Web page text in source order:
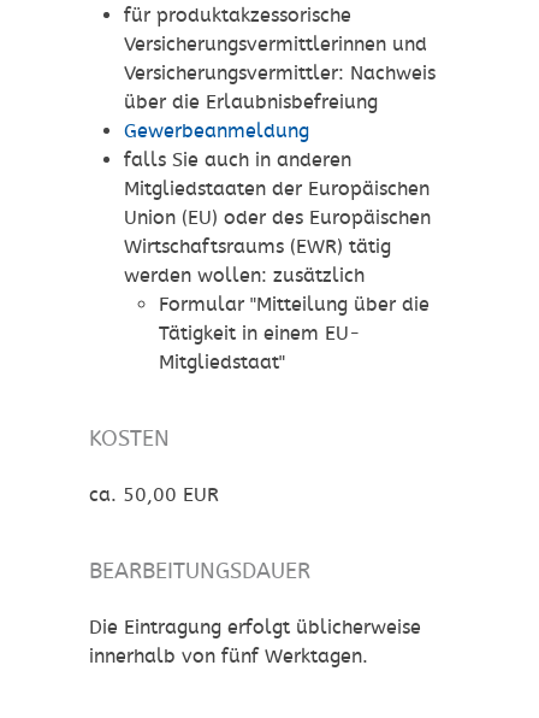
für produktakzessorische
Versicherungsvermittlerinnen und
Versicherungsvermittler: Nachweis
über die Erlaubnisbefreiung
Gewerbeanmeldung
falls Sie auch in anderen
Mitgliedstaaten der Europäischen
Union (EU) oder des Europäischen
Wirtschaftsraums (EWR) tätig
werden wollen: zusätzlich
Formular "Mitteilung über die
Tätigkeit in einem EU-
Mitgliedstaat"
KOSTEN
ca. 50,00 EUR
BEARBEITUNGSDAUER
Die Eintragung erfolgt üblicherweise
innerhalb von fünf Werktagen.